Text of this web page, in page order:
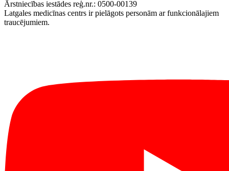
Ārstniecības iestādes reģ.nr.: 0500-00139
Latgales medicīnas centrs ir pielāgots personām ar funkcionālajiem
traucējumiem.